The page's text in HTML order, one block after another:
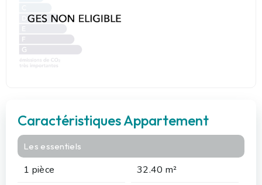
Caractéristiques Appartement
Les essentiels
1 pièce
32.40 m²